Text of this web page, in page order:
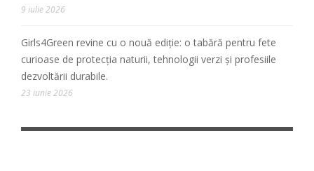
9 iulie 2026
Girls4Green revine cu o nouă ediție: o tabără pentru fete
curioase de protecția naturii, tehnologii verzi și profesiile
dezvoltării durabile.
23 iunie 2026